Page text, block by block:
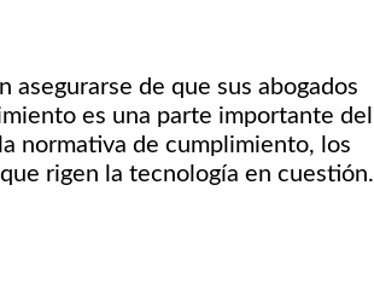
de que sus abogados
es una parte importante del
normativa de cumplimiento, los
rigen la tecnología en cuestión.